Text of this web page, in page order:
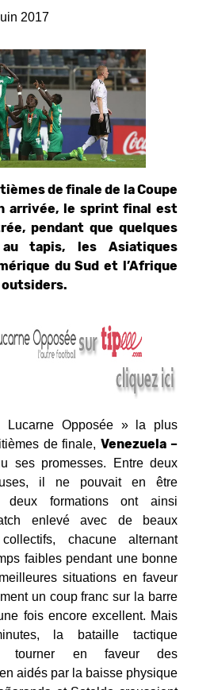
2017
de finale de la Coupe
arrivée, le sprint final est
pendant que quelques
tapis, les Asiatiques
du Sud et l’Afrique
Lucarne Opposée » la plus
de finale,Venezuela –
ses promesses. Entre deux
il ne pouvait en être
deux formations ont ainsi
enlevé avec de beaux
chacune alternant
faibles pendant une bonne
situations en faveur
un coup franc sur la barre
fois encore excellent. Mais
la bataille tactique
tourner en faveur des
aidés par la baisse physique